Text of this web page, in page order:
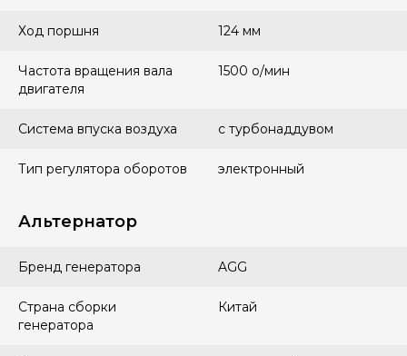
Ход поршня 124 мм
Частота вращения вала
двигателя
1500 о/мин
Система впуска воздуха с турбонаддувом
Тип регулятора оборотов электронный
Альтернатор
Бренд генератора AGG
Страна сборки
генератора
Китай